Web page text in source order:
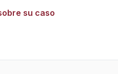
su caso